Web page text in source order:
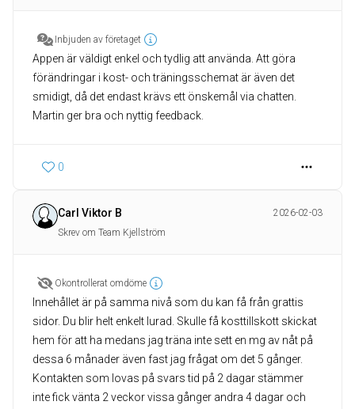
Inbjuden av företaget
Appen är väldigt enkel och tydlig att använda. Att göra
förändringar i kost- och träningsschemat är även det
smidigt, då det endast krävs ett önskemål via chatten.
Martin ger bra och nyttig feedback.
0
Carl Viktor B
2026-02-03
Skrev om Team Kjellström
Okontrollerat omdöme
Innehållet är på samma nivå som du kan få från grattis
sidor. Du blir helt enkelt lurad. Skulle få kosttillskott skickat
hem för att ha medans jag träna inte sett en mg av nåt på
dessa 6 månader även fast jag frågat om det 5 gånger.
Kontakten som lovas på svars tid på 2 dagar stämmer
inte fick vänta 2 veckor vissa gånger andra 4 dagar och